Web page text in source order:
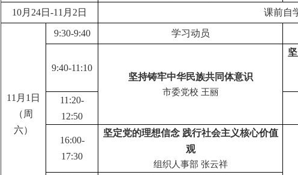
10月24日-11月2日 课前自
11 月1日
（周
六）
9:30-9:40 学习动员
9:40-11:10
坚持铸牢中华民族共同体意识
市委党校 王丽
11:20-
12:50
16:00-
17:30
坚定党的理想信念 践行社会主义核心价值
观
组织人事部 张云祥